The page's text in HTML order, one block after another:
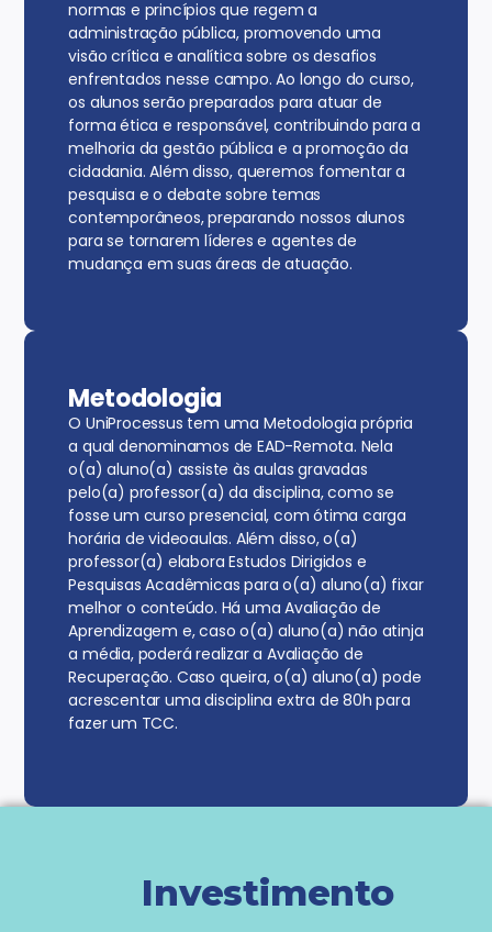
normas e princípios que regem a
administração pública, promovendo uma
visão crítica e analítica sobre os desafios
enfrentados nesse campo. Ao longo do curso,
os alunos serão preparados para atuar de
forma ética e responsável, contribuindo para a
melhoria da gestão pública e a promoção da
cidadania. Além disso, queremos fomentar a
pesquisa e o debate sobre temas
contemporâneos, preparando nossos alunos
para se tornarem líderes e agentes de
mudança em suas áreas de atuação.
Metodologia
O UniProcessus tem uma Metodologia própria
a qual denominamos de EAD-Remota. Nela
o(a) aluno(a) assiste às aulas gravadas
pelo(a) professor(a) da disciplina, como se
fosse um curso presencial, com ótima carga
horária de videoaulas. Além disso, o(a)
professor(a) elabora Estudos Dirigidos e
Pesquisas Acadêmicas para o(a) aluno(a) fixar
melhor o conteúdo. Há uma Avaliação de
Aprendizagem e, caso o(a) aluno(a) não atinja
a média, poderá realizar a Avaliação de
Recuperação. Caso queira, o(a) aluno(a) pode
acrescentar uma disciplina extra de 80h para
fazer um TCC.
Investimento